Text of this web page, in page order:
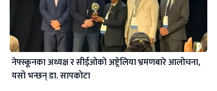
नेफ्स्कूनका अध्यक्ष र सीईओको अष्ट्रेलिया भ्रमणबारे आलोचना,
यसो भन्छन् डा‍. सापकोटा